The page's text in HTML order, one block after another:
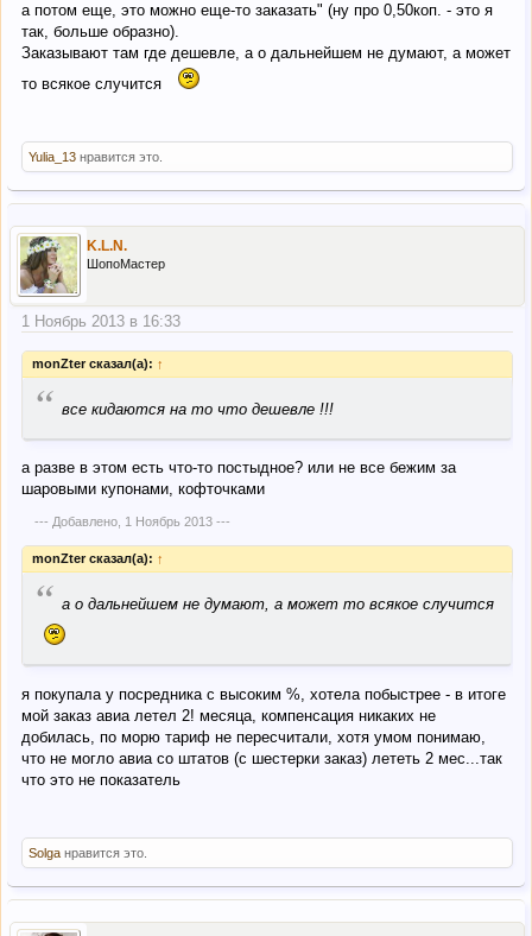
а потом еще, это можно еще-то заказать" (ну про 0,50коп. - это я
так, больше образно).
Заказывают там где дешевле, а о дальнейшем не думают, а может
то всякое случится
Yulia_13 нравится это.
K.L.N.
ШопоМастер
1 Ноябрь 2013 в 16:33
monZter сказал(а): ↑
“ все кидаются на то что дешевле !!!
а разве в этом есть что-то постыдное? или не все бежим за
шаровыми купонами, кофточками
--- Добавлено, 1 Ноябрь 2013---
monZter сказал(а): ↑
“ а о дальнейшем не думают, а может то всякое случится
я покупала у посредника с высоким %, хотела побыстрее - в итоге
мой заказ авиа летел 2! месяца, компенсация никаких не
добилась, по морю тариф не пересчитали, хотя умом понимаю,
что не могло авиа со штатов (с шестерки заказ) лететь 2 мес...так
что это не показатель
Solga нравится это.